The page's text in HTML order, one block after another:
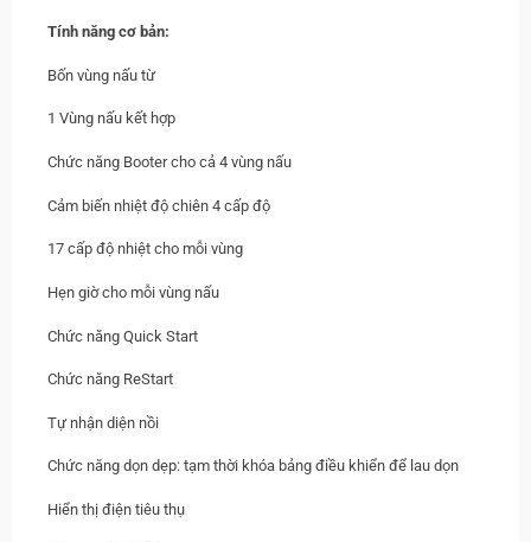
Tính năng cơ bản:
Bốn vùng nấu từ
1 Vùng nấu kết hợp
Chức năng Booter cho cả 4 vùng nấu
Cảm biến nhiệt độ chiên 4 cấp độ
17 cấp độ nhiệt cho mỗi vùng
Hẹn giờ cho mỗi vùng nấu
Chức năng Quick Start
Chức năng ReStart
Tự nhận diện nồi
Chức năng dọn dẹp: tạm thời khóa bảng điều khiển để lau dọn
Hiển thị điện tiêu thụ